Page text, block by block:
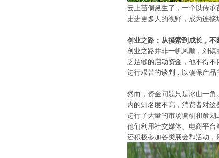
云上苗侗诞生了，一个以传
走进更多人的视野，成为连
创业之路：从摸索到成长，不
创业之路并非一帆风顺，刘
乏足够的启动资金，他不得
进行艰苦的谈判，以确保产
然而，资金问题只是冰山一
内的知名度不高，消费者对
进行了大量的市场调研和策
他们利用社交媒体、电商平
还积极参加各类展会和活动